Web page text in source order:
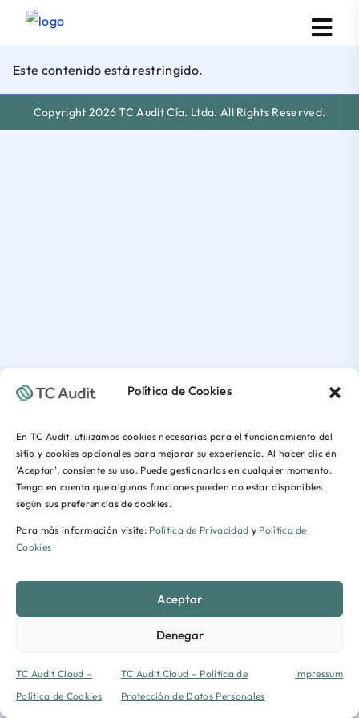
Política de Cookies
En TC Audit, utilizamos cookies necesarias para el funcionamiento del
sitio y cookies opcionales para mejorar su experiencia. Al hacer clic en
'Aceptar', consiente su uso. Puede gestionarlas en cualquier momento.
Tenga en cuenta que algunas funciones pueden no estar disponibles
según sus preferencias de cookies.
Para más información visite: Política de Privacidad y Política de
Cookies
Aceptar
Denegar
TC Audit Cloud –
Política de Cookies
TC Audit Cloud – Política de
Protección de Datos Personales
Impressum
Este contenido está restringido.
Copyright 2026 TC Audit Cía. Ltda. All Rights Reserved.